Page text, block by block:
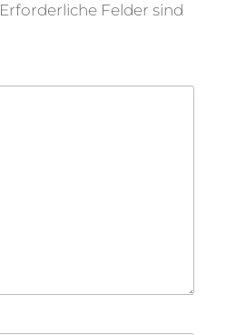
Erforderliche Felder sind